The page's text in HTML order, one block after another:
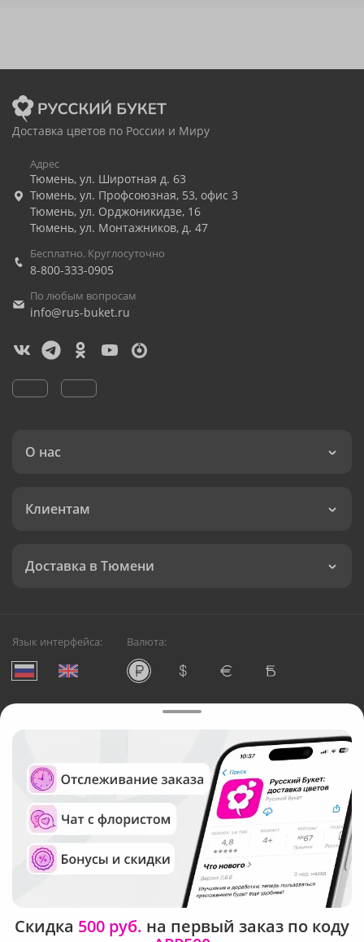
Доставка цветов по России и Миру
Адрес
Тюмень, ул. Широтная д. 63
Тюмень, ул. Профсоюзная, 53, офис 3
Тюмень, ул. Орджоникидзе, 16
Тюмень, ул. Монтажников, д. 47
Бесплатно. Круглосуточно
8-800-333-0905
По любым вопросам
info@rus-buket.ru
О нас
Клиентам
Доставка в Тюмени
Язык интерфейса: Валюта:
Служба круглосуточной доставки цветов в Тюмени
Русский Букет, 2026
Общество с ограниченной ответственностью «Технология»
ОГРН: 1195476081745, ИНН: 5410081997
Юридический адрес: г. Новосибирск, ул. Ипподромская,
д.42, оф. 3
Рейтинг Русского букета в г. Тюмень
Скидка 500 руб. на первый заказ по коду